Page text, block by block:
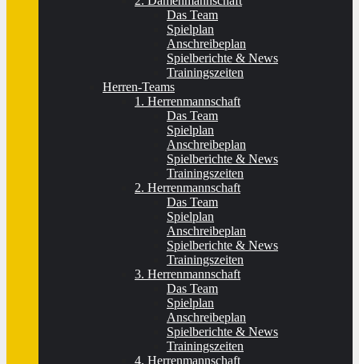
Das Team
Spielplan
Anschreibeplan
Spielberichte & News
Trainingszeiten
Herren-Teams
1. Herrenmannschaft
Das Team
Spielplan
Anschreibeplan
Spielberichte & News
Trainingszeiten
2. Herrenmannschaft
Das Team
Spielplan
Anschreibeplan
Spielberichte & News
Trainingszeiten
3. Herrenmannschaft
Das Team
Spielplan
Anschreibeplan
Spielberichte & News
Trainingszeiten
4. Herrenmannschaft